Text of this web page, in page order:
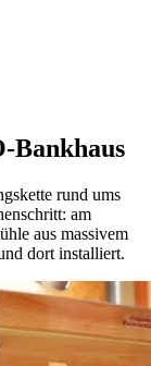
Bankhaus
rund ums
am
aus massivem
dort installiert.